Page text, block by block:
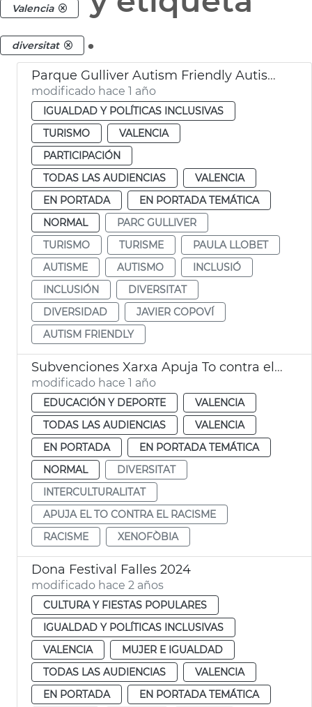
Valencia
diversitat .
Parque Gulliver Autism Friendly Autismo València
modificado hace 1 año
IGUALDAD Y POLÍTICAS INCLUSIVAS
TURISMO
VALENCIA
PARTICIPACIÓN
TODAS LAS AUDIENCIAS
VALENCIA
EN PORTADA
EN PORTADA TEMÁTICA
NORMAL
PARC GULLIVER
TURISMO
TURISME
PAULA LLOBET
AUTISME
AUTISMO
INCLUSIÓ
INCLUSIÓN
DIVERSITAT
DIVERSIDAD
JAVIER COPOVÍ
AUTISM FRIENDLY
Subvenciones Xarxa Apuja To contra el Racisme
modificado hace 1 año
EDUCACIÓN Y DEPORTE
VALENCIA
TODAS LAS AUDIENCIAS
VALENCIA
EN PORTADA
EN PORTADA TEMÁTICA
NORMAL
DIVERSITAT
INTERCULTURALITAT
APUJA EL TO CONTRA EL RACISME
RACISME
XENOFÒBIA
Dona Festival Falles 2024
modificado hace 2 años
CULTURA Y FIESTAS POPULARES
IGUALDAD Y POLÍTICAS INCLUSIVAS
VALENCIA
MUJER E IGUALDAD
TODAS LAS AUDIENCIAS
VALENCIA
EN PORTADA
EN PORTADA TEMÁTICA